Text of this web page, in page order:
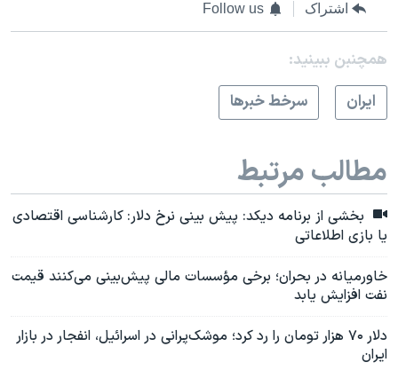
اشتراک Follow us
همچنبن ببینید:
ايران
سرخط خبرها
مطالب مرتبط
بخشی از برنامه دیکد: پیش بینی نرخ دلار: کارشناسی اقتصادی
یا بازی اطلاعاتی
خاورمیانه در بحران؛ برخی مؤسسات مالی پیش‌بینی می‌کنند قیمت
نفت افزایش یابد
دلار ۷۰ هزار تومان را رد کرد؛ موشک‌پرانی در اسرائیل، انفجار در بازار
ایران